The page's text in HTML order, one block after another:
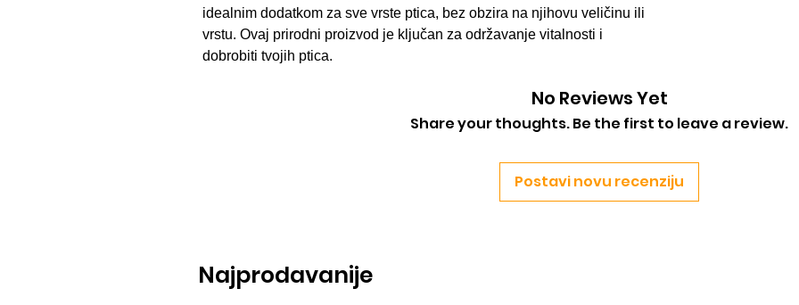
idealnim dodatkom za sve vrste ptica, bez obzira na njihovu veličinu ili
vrstu. Ovaj prirodni proizvod je ključan za održavanje vitalnosti i
dobrobiti tvojih ptica.
No Reviews Yet
Share your thoughts. Be the first to leave a review.
Postavi novu recenziju
Najprodavanije